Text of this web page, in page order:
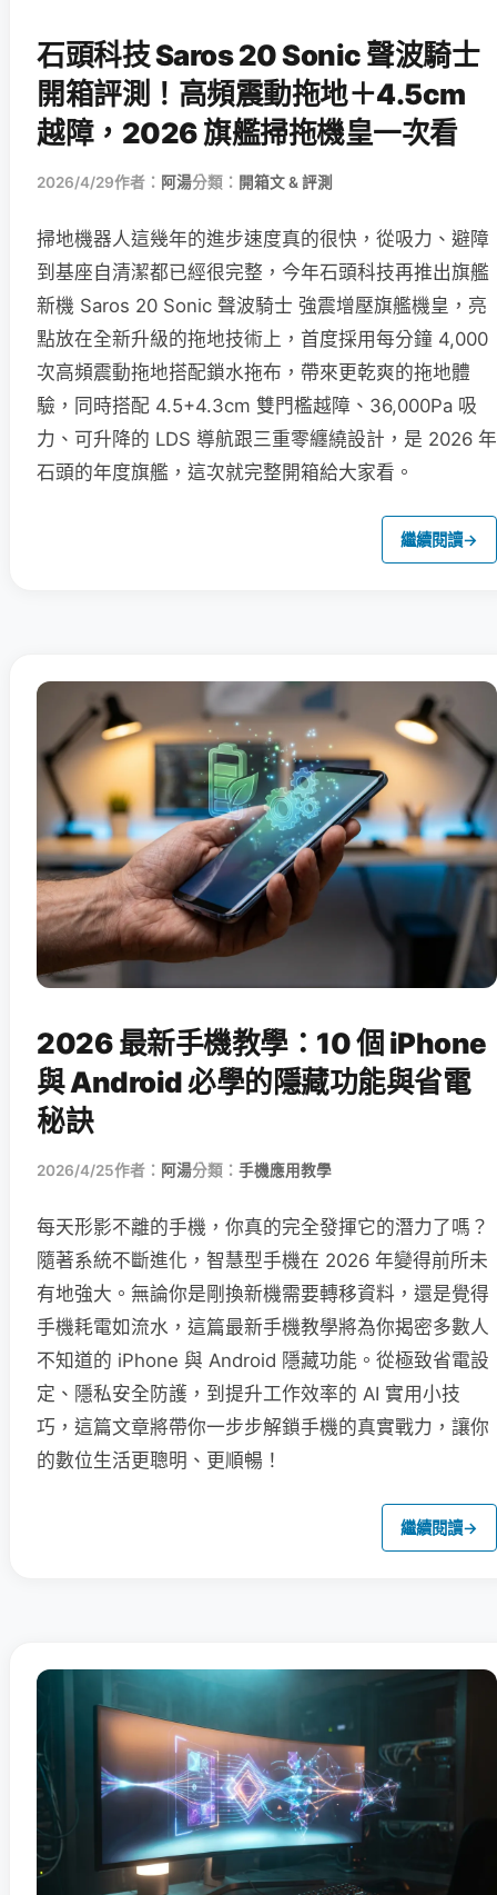
石頭科技 Saros 20 Sonic 聲波騎士
開箱評測！高頻震動拖地＋4.5cm
越障，2026 旗艦掃拖機皇一次看
2026/4/29作者： 阿湯分類： 開箱文 & 評測
掃地機器人這幾年的進步速度真的很快，從吸力、避障
到基座自清潔都已經很完整，今年石頭科技再推出旗艦
新機 Saros 20 Sonic 聲波騎士 強震增壓旗艦機皇，亮
點放在全新升級的拖地技術上，首度採用每分鐘 4,000
次高頻震動拖地搭配鎖水拖布，帶來更乾爽的拖地體
驗，同時搭配 4.5+4.3cm 雙門檻越障、36,000Pa 吸
力、可升降的 LDS 導航跟三重零纏繞設計，是 2026 年
石頭的年度旗艦，這次就完整開箱給大家看。
繼續閱讀→
2026 最新手機教學：10 個 iPhone
與 Android 必學的隱藏功能與省電
秘訣
2026/4/25作者： 阿湯分類： 手機應用教學
每天形影不離的手機，你真的完全發揮它的潛力了嗎？
隨著系統不斷進化，智慧型手機在 2026 年變得前所未
有地強大。無論你是剛換新機需要轉移資料，還是覺得
手機耗電如流水，這篇最新手機教學將為你揭密多數人
不知道的 iPhone 與 Android 隱藏功能。從極致省電設
定、隱私安全防護，到提升工作效率的 AI 實用小技
巧，這篇文章將帶你一步步解鎖手機的真實戰力，讓你
的數位生活更聰明、更順暢！
繼續閱讀→